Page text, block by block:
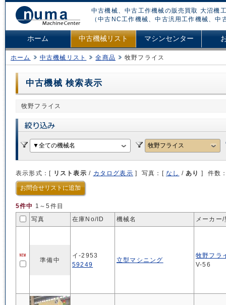
中古機械、中古工作機械の販売買取 大沼機
（中古NC工作機械、中古汎用工作機械、
ホーム 中古機械リスト マシンセンター
ホーム 中古機械リスト 全商品 牧野フライス
中古機械 検索表示
牧野フライス
表示形式：[ リスト表示 / カタログ表示 ] 写真：[ なし / あり ] 件数
お問合せリストに追加
5件中 1～5件目
写真
在庫No/ID 機械名 メーカー
準備中
イ-2953
59249
立型マシニング
牧野フラ
V-56